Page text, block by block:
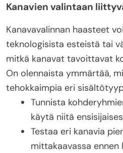
Kanavien valintaan
Kanavavalinnan haasteet
teknologisista esteistä tai
mitkä kanavat tavoittavat
On olennaista ymmärtää,
tehokkaimpia eri
Tunnista
käytä niitä
Testaa eri kanavia
mittakaavassa ennen